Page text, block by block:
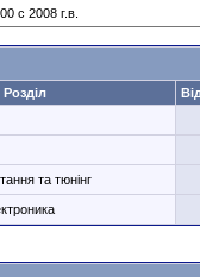
Розділ
та тюнінг